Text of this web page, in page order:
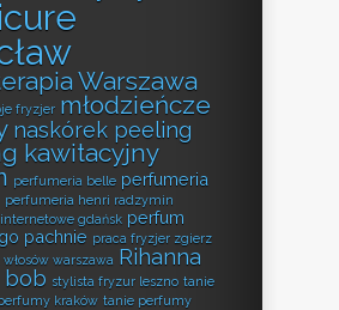
Warszawa
fryzjer młodzieńcze
naskórek peeling
kawitacyjny
perfumeria belle perfumeria
perfumeria henri radzymin
gdańsk perfum
pachnie praca fryzjer zgierz
warszawa Rihanna
bob stylista fryzur leszno tanie
kraków tanie perfumy